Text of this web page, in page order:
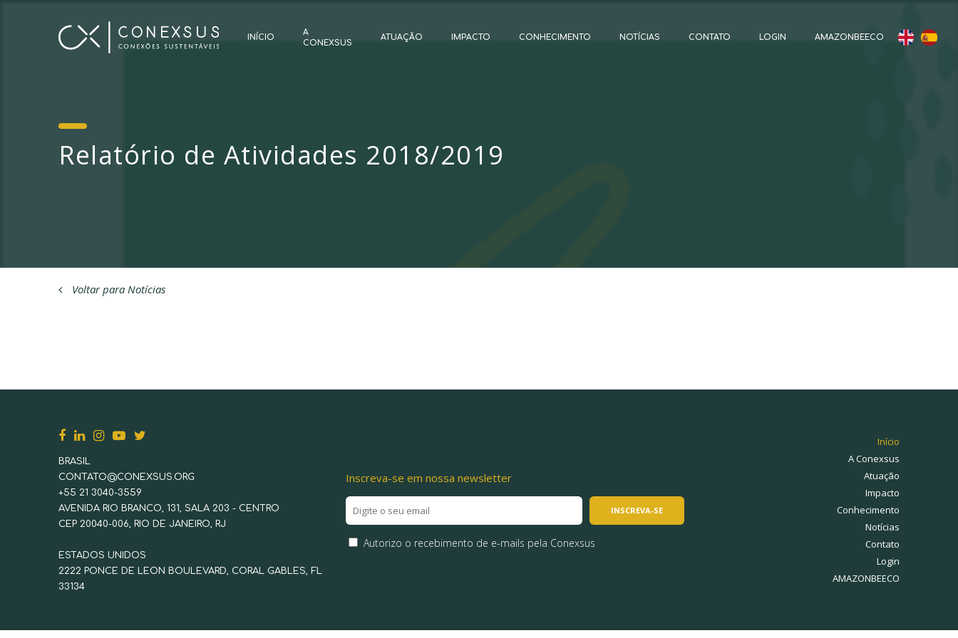
INÍCIO
A
CONEXSUS
ATUAÇÃO IMPACTO CONHECIMENTO NOTÍCIAS CONTATO LOGIN AMAZONBEECO
Relatório de Atividades 2018/2019
Voltar para Notícias
BRASIL
CONTATO@CONEXSUS.ORG
+55 21 3040-3559
AVENIDA RIO BRANCO, 131, SALA 203 - CENTRO
CEP 20040-006, RIO DE JANEIRO, RJ
ESTADOS UNIDOS
2222 PONCE DE LEON BOULEVARD, CORAL GABLES, FL
33134
Inscreva-se em nossa newsletter
Autorizo o recebimento de e-mails pela Conexsus
Início
A Conexsus
Atuação
Impacto
Conhecimento
Notícias
Contato
Login
AMAZONBEECO